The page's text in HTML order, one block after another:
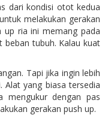
dari kondisi otot kedua
melakukan gerakan
up ria ini memang pada
tubuh. Kalau kuat
Tapi jika ingin lebih
Alat yang biasa tersedia
mengukur dengan pas
gerakan push up.